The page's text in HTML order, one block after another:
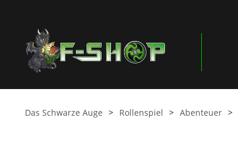
Das Schwarze Auge Rollenspiel Abenteuer